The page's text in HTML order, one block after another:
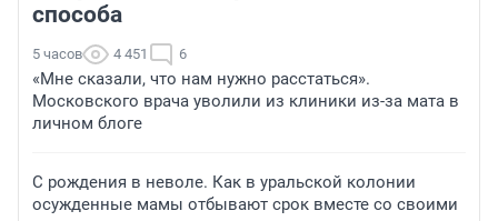
способа
5 часов 4 451 6
«Мне сказали, что нам нужно расстаться».
Московского врача уволили из клиники из-за мата в
личном блоге
С рождения в неволе. Как в уральской колонии
осужденные мамы отбывают срок вместе со своими